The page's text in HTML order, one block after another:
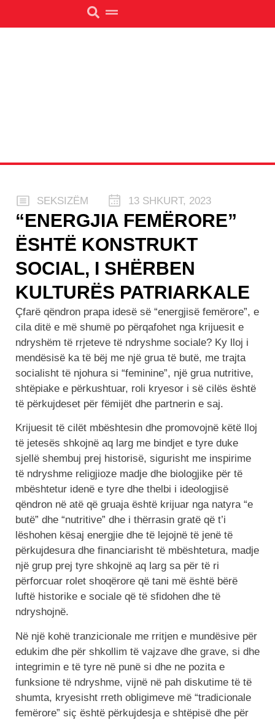
SEKSIZËM 13 SHKURT, 2023
“ENERGJIA FEMËRORE”
ËSHTË KONSTRUKT
SOCIAL, I SHËRBEN
KULTURËS PATRIARKALE
Çfarë qëndron prapa idesë së “energjisë femërore”, e
cila ditë e më shumë po përqafohet nga krijuesit e
ndryshëm të rrjeteve të ndryshme sociale? Ky lloj i
mendësisë ka të bëj me një grua të butë, me trajta
socialisht të njohura si “feminine”, një grua nutritive,
shtëpiake e përkushtuar, roli kryesor i së cilës është
të përkujdeset për fëmijët dhe partnerin e saj.
Krijuesit të cilët mbështesin dhe promovojnë këtë lloj
të jetesës shkojnë aq larg me bindjet e tyre duke
sjellë shembuj prej historisë, sigurisht me inspirime
të ndryshme religjioze madje dhe biologjike për të
mbështetur idenë e tyre dhe thelbi i ideologjisë
qëndron në atë që gruaja është krijuar nga natyra “e
butë” dhe “nutritive” dhe i thërrasin gratë që t’i
lëshohen kësaj energjie dhe të lejojnë të jenë të
përkujdesura dhe financiarisht të mbështetura, madje
një grup prej tyre shkojnë aq larg sa për të ri
përforcuar rolet shoqërore që tani më është bërë
luftë historike e sociale që të sfidohen dhe të
ndryshojnë.
Në një kohë tranzicionale me rritjen e mundësive për
edukim dhe për shkollim të vajzave dhe grave, si dhe
integrimin e të tyre në punë si dhe ne pozita e
funksione të ndryshme, vijnë në pah diskutime të të
shumta, kryesisht rreth obligimeve më “tradicionale
femërore” siç është përkujdesja e shtëpisë dhe për